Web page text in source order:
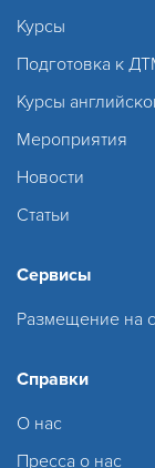
Курсы
Подготовка к
Курсы
Мероприятия
Новости
Статьи
Сервисы
Размещение на
Справки
О нас
Пресса о нас